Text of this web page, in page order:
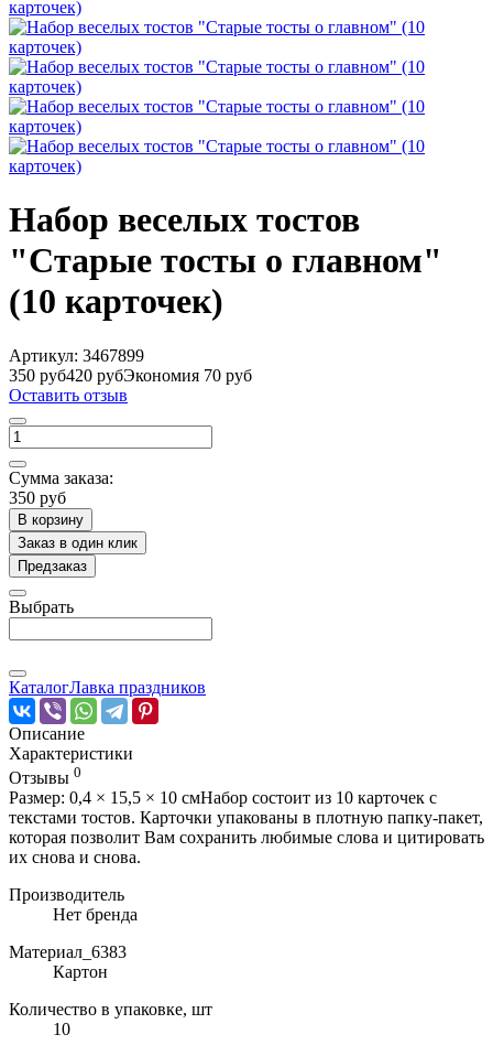
Набор веселых тостов
"Старые тосты о главном"
(10 карточек)
Артикул: 3467899
350 руб420 рубЭкономия 70 руб
Оставить отзыв
Сумма заказа:
350 руб
В корзину
Заказ в один клик
Предзаказ
Выбрать
КаталогЛавка праздников
Описание
Характеристики
Отзывы 0
Размер: 0,4 × 15,5 × 10 смНабор состоит из 10 карточек с
текстами тостов. Карточки упакованы в плотную папку-пакет,
которая позволит Вам сохранить любимые слова и цитировать
их снова и снова.
Производитель
Нет бренда
Материал_6383
Картон
Количество в упаковке, шт
10